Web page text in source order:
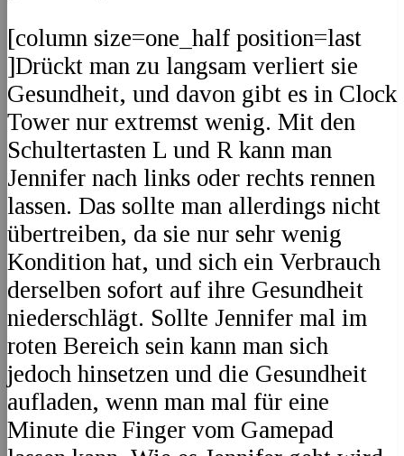
[column size=one_half position=last
]Drückt man zu langsam verliert sie
Gesundheit, und davon gibt es in Clock
Tower nur extremst wenig. Mit den
Schultertasten L und R kann man
Jennifer nach links oder rechts rennen
lassen. Das sollte man allerdings nicht
übertreiben, da sie nur sehr wenig
Kondition hat, und sich ein Verbrauch
derselben sofort auf ihre Gesundheit
niederschlägt. Sollte Jennifer mal im
roten Bereich sein kann man sich
jedoch hinsetzen und die Gesundheit
aufladen, wenn man mal für eine
Minute die Finger vom Gamepad